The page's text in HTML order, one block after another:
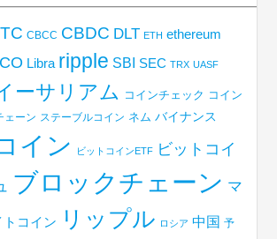
CBCC CBDC DLT ETH ethereum
Libra ripple SBI SEC TRX UASF
ーサリアム コインチェック コイン
ェーン ステーブルコイン ネム バイナンス
イン ビットコインETF ビットコイ
ブロックチェーン マ
トコイン リップル ロシア 中国 予